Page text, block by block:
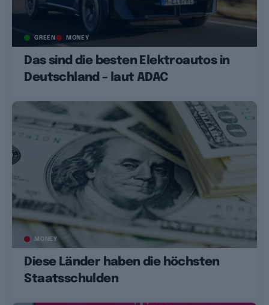
GREEN MONEY
Das sind die besten Elektroautos in
Deutschland – laut ADAC
MONEY
Diese Länder haben die höchsten
Staatsschulden